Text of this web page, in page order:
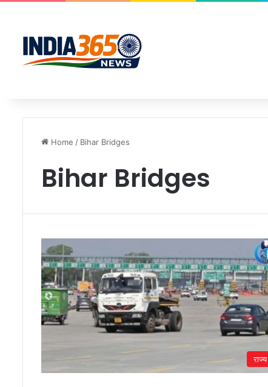
Home / Bihar Bridges
Bihar Bridges
राज्य